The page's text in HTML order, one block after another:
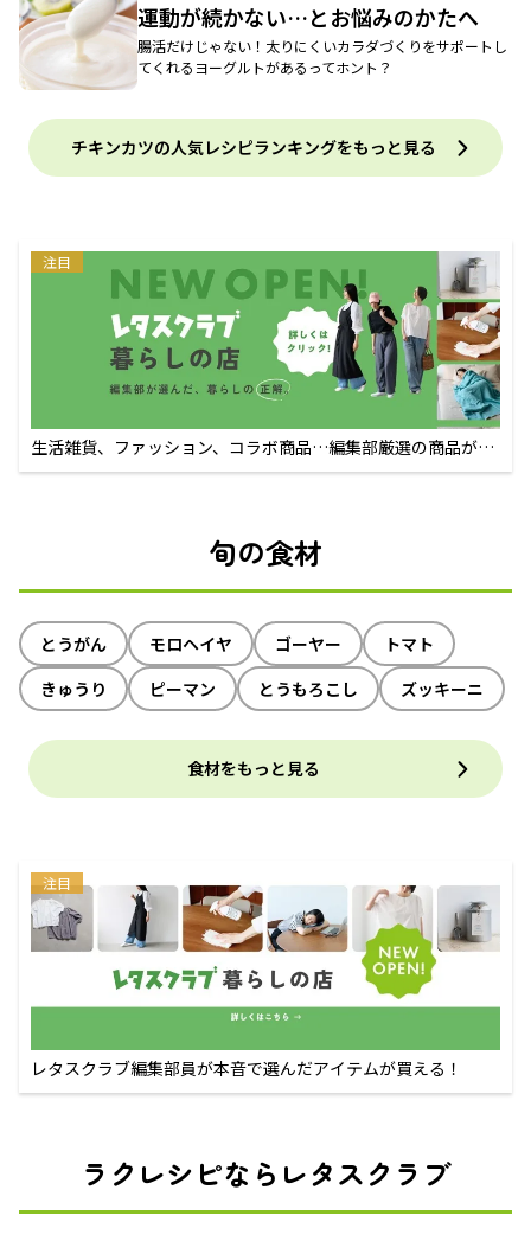
運動が続かない…とお悩みのかたへ
腸活だけじゃない！太りにくいカラダづくりをサポートし
てくれるヨーグルトがあるってホント？
チキンカツの人気レシピランキングをもっと見る
注目
生活雑貨、ファッション、コラボ商品…編集部厳選の商品が買
えるECサイト
旬の食材
とうがん モロヘイヤ ゴーヤー
トマト
きゅうり
ピーマン とうもろこし ズッキーニ
食材をもっと見る
注目
レタスクラブ編集部員が本音で選んだアイテムが買える！
ラクレシピならレタスクラブ